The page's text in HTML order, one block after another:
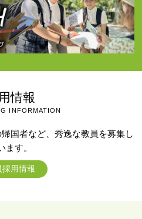
情報
INFORMATION
国者など、秀逸な教員を募集し
ます。
採用情報